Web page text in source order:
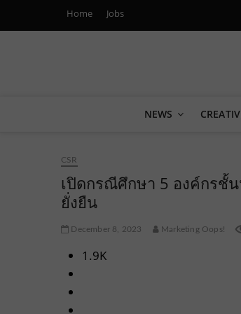
Home Jobs
Marketing
NEWS
CSR
เปิดกรณีศึกษา 5 องค์กรชั้น
ยั่งยืน
December 8, 2023 Marketing Oops!
1.9K